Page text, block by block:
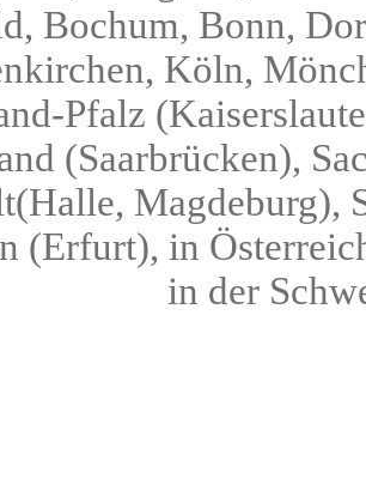
Bochum, Bonn,
Köln,
Pfalz
(Saarbrücken),
Magdeburg),
(Erfurt), in
in der